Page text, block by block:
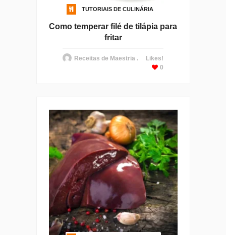
TUTORIAIS DE CULINÁRIA
Como temperar filé de tilápia para
fritar
Receitas de Maestria .
Likes!
0